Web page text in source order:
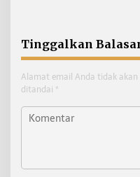
Tinggalkan
Alamat email Anda tidak akan
ditandai *